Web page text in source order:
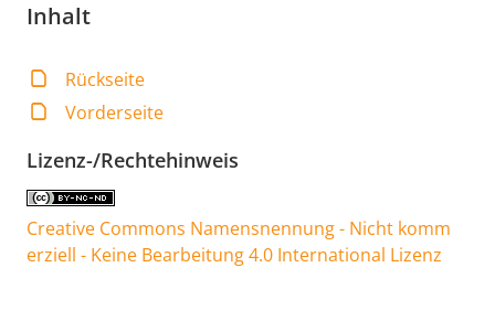
Inhalt
Rückseite
Vorderseite
Lizenz-/Rechtehinweis
Creative Commons Namensnennung - Nicht komm
erziell - Keine Bearbeitung 4.0 International Lizenz